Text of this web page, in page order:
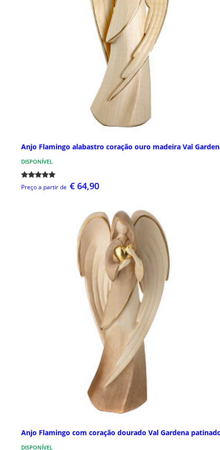
Anjo Flamingo alabastro coração ouro madeira Val
DISPONÍVEL
Preço a partir de € 64,90
Anjo Flamingo com coração dourado Val Gardena
DISPONÍVEL